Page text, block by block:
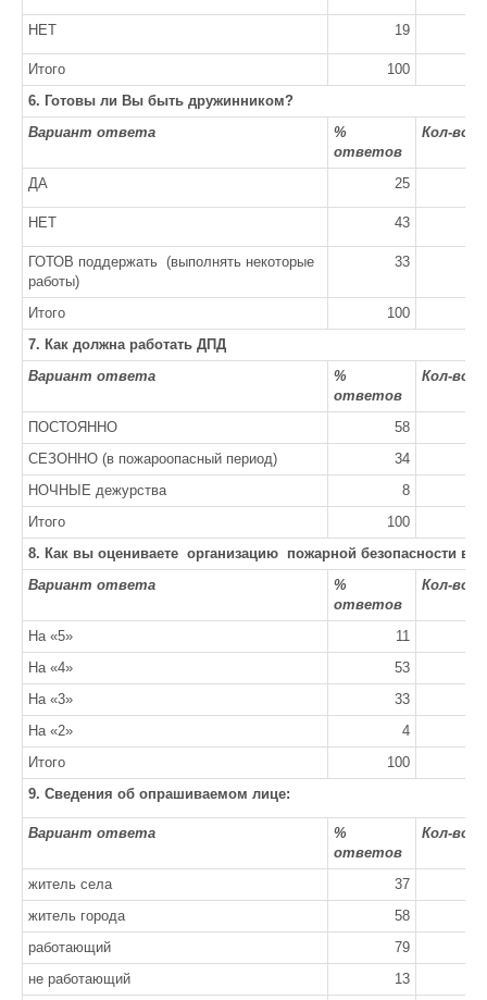
НЕТ 19
Итого
100
6. Готовы ли Вы быть дружинником?
Вариант ответа
%
ответов
Кол-во
ДА 25
НЕТ 43
ГОТОВ поддержать (выполнять некоторые
работы)
33
Итого
100
7. Как должна работать ДПД
Вариант ответа
%
ответов
Кол-во
ПОСТОЯННО
58
СЕЗОННО (в пожароопасный период)
34
НОЧНЫЕ дежурства
8
Итого
100
8. Как вы оцениваете организацию пожарной безопасности в
Вариант ответа
%
ответов
Кол-во
На «5»
11
На «4»
53
На «3»
33
На «2»
4
Итого
100
9. Сведения об опрашиваемом лице:
Вариант ответа
%
ответов
Кол-во
житель села
37
житель города
58
работающий
79
не работающий
13